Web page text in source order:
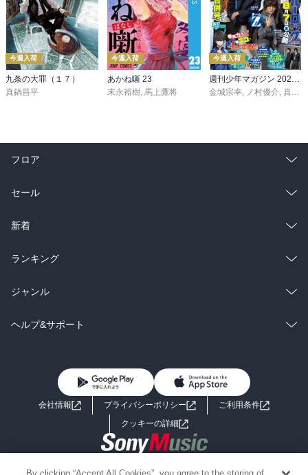
今週入荷
九条の大罪（１７）
真鍋昌平
今週入荷
あかね噺 23
末永裕樹, 馬上鷹将
今週入荷
週刊少年マガジン 2026年36・37号[2026年8月5日発売]
金城宗幸, ノ村優介, 真島ヒロ
フロア
総合
ラノベ
雑誌・グラビア
BL・TL
セール
総合
ラノベ
雑誌・グラビア
BL・TL
新着
総合
ラノベ
雑誌・グラビア
ランキング
総合
ラノベ
ジャンル
コミック
ライトノベル 男子向けラノベ
小説
海外小説
ヘルプ&サポート
よくあるご質問 お問い合わせ
会社情報 プライバシーポリシー
ご利用条件
クッキーの詳細
Copyright 2017 - 2026 Sony Music Entertainment(Japan) Inc.